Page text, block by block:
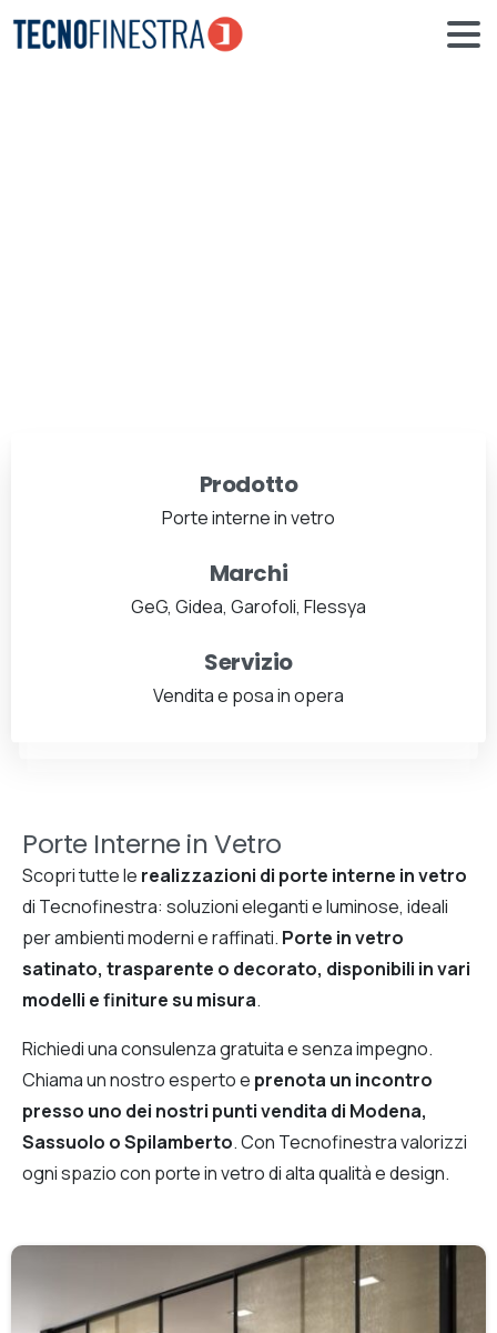
Prodotto
Porte interne in vetro
Marchi
GeG, Gidea, Garofoli, Flessya
Servizio
Vendita e posa in opera
Porte Interne in Vetro
Scopri tutte le realizzazioni di porte interne in vetro
di Tecnofinestra: soluzioni eleganti e luminose, ideali
per ambienti moderni e raffinati. Porte in vetro
satinato, trasparente o decorato, disponibili in vari
modelli e finiture su misura.
Richiedi una consulenza gratuita e senza impegno.
Chiama un nostro esperto e prenota un incontro
presso uno dei nostri punti vendita di Modena,
Sassuolo o Spilamberto. Con Tecnofinestra valorizzi
ogni spazio con porte in vetro di alta qualità e design.